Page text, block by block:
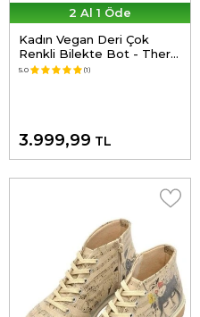
2 Al 1 Öde
Kadın Vegan Deri Çok
Renkli Bilekte Bot - There
You Are Tasarım
5.0 (1)
3.999,99 TL